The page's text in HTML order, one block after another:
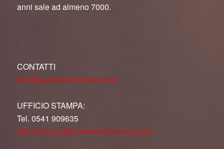
anni sale ad almeno 7000.
CONTATTI
info@questoeilmiocorpo.org
UFFICIO STAMPA:
Tel. 0541 909635
ufficiostampa@questoeilmiocorpo.org